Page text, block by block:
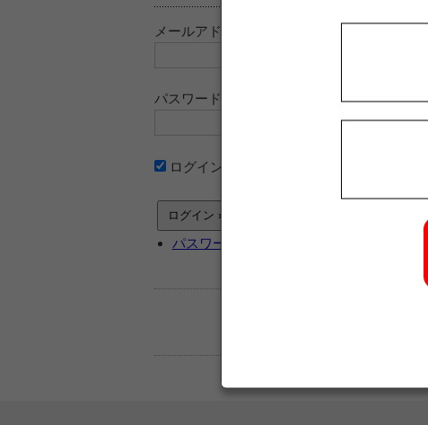
メールアドレス
パスワード
ログイン情報を記憶
パスワードをお忘れですか ?